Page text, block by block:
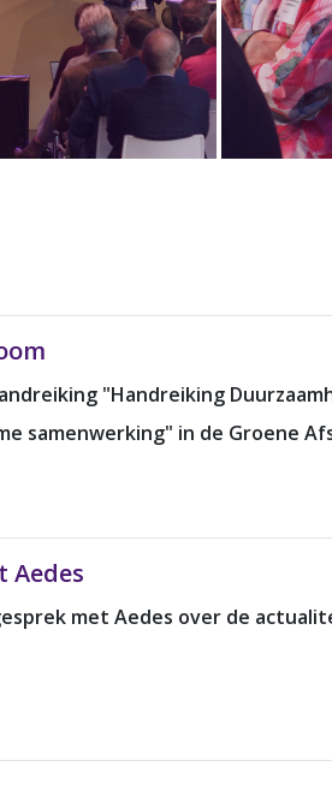
"Handreiking
samenwerking" in de Groene
Aedes
met Aedes over de